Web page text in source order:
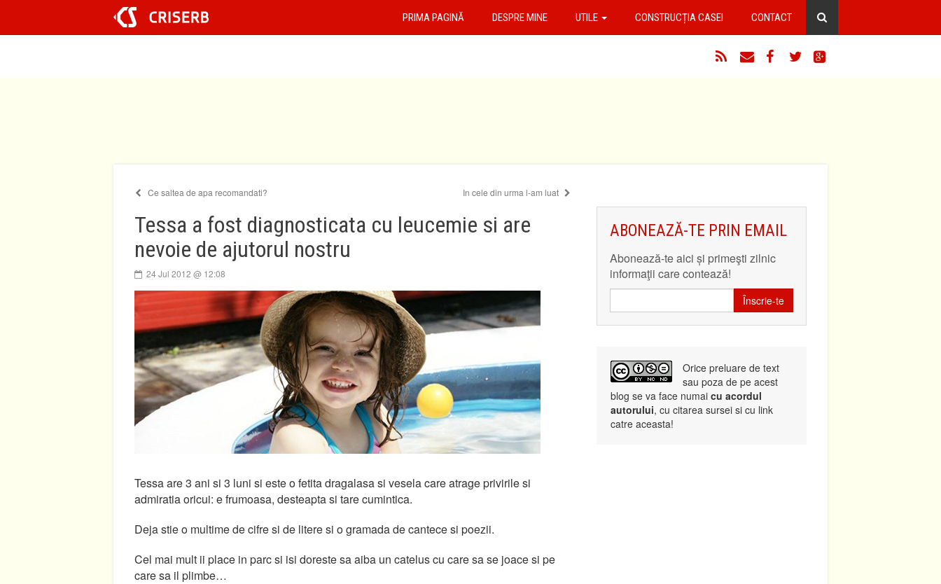
conținut
PRIMA PAGINĂ DESPRE MINE UTILE CONSTRUCȚIA CASEI CONTACT
Ce saltea de apa recomandati? In cele din urma l-am luat
Tessa a fost diagnosticata cu leucemie si are
nevoie de ajutorul nostru
24 Jul 2012 @ 12:08
Tessa are 3 ani si 3 luni si este o fetita dragalasa si vesela care atrage privirile si
admiratia oricui: e frumoasa, desteapta si tare cumintica.
Deja stie o multime de cifre si de litere si o gramada de cantece si poezii.
Cel mai mult ii place in parc si isi doreste sa aiba un catelus cu care sa se joace si pe
care sa il plimbe…
ABONEAZĂ-TE PRIN EMAIL
Abonează-te aici și primeşti zilnic
informaţii care contează!
Înscrie-te
Orice preluare de text
sau poza de pe acest
blog se va face numai cu acordul
autorului, cu citarea sursei si cu link
catre aceasta!